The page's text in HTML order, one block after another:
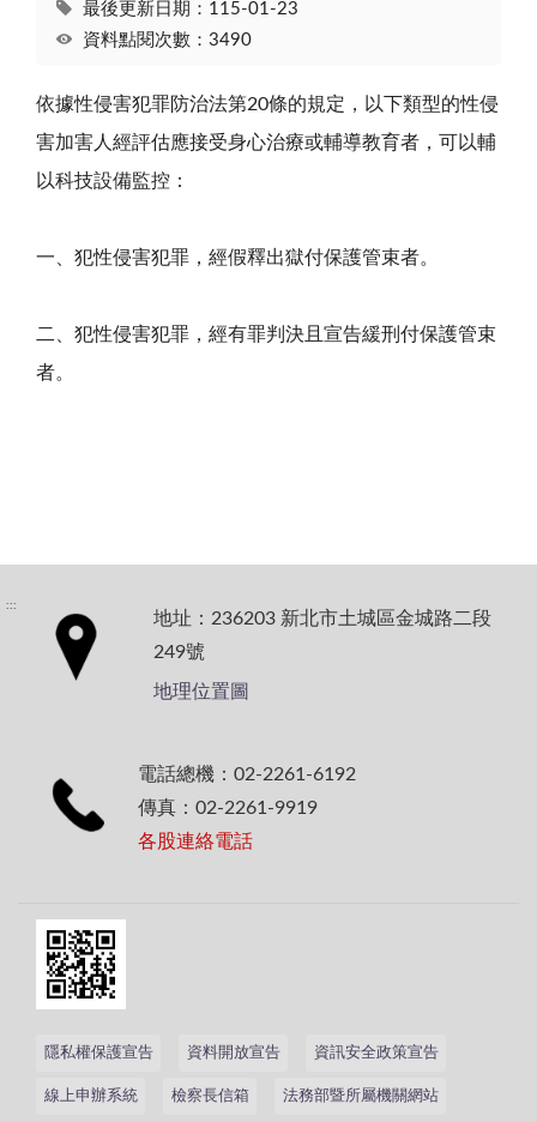
最後更新日期：115-01-23
資料點閱次數：3490
依據性侵害犯罪防治法第20條的規定，以下類型的性侵
害加害人經評估應接受身心治療或輔導教育者，可以輔
以科技設備監控：
一、犯性侵害犯罪，經假釋出獄付保護管束者。
二、犯性侵害犯罪，經有罪判決且宣告緩刑付保護管束
者。
:::
地址：236203 新北市土城區金城路二段
249號
地理位置圖
電話總機：02-2261-6192
傳真：02-2261-9919
各股連絡電話
隱私權保護宣告 資料開放宣告 資訊安全政策宣告
線上申辦系統 檢察長信箱 法務部暨所屬機關網站